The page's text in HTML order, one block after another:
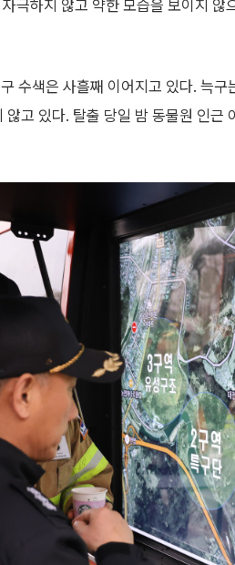
극하지 않고 약한 모습을 보이지
수색은 사흘째 이어지고 있다. 늑
고 있다. 탈출 당일 밤 동물원 인근